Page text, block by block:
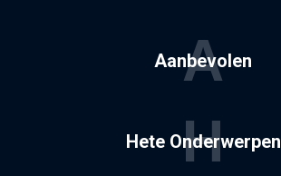
Aanbevolen
A
Hete Onderwerpen
H